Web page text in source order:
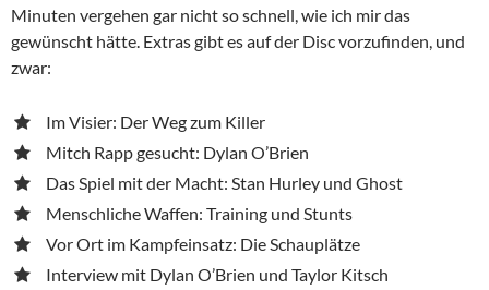
Minuten vergehen gar nicht so schnell, wie ich mir das
gewünscht hätte. Extras gibt es auf der Disc vorzufinden, und
zwar:
Im Visier: Der Weg zum Killer
Mitch Rapp gesucht: Dylan O’Brien
Das Spiel mit der Macht: Stan Hurley und Ghost
Menschliche Waffen: Training und Stunts
Vor Ort im Kampfeinsatz: Die Schauplätze
Interview mit Dylan O’Brien und Taylor Kitsch